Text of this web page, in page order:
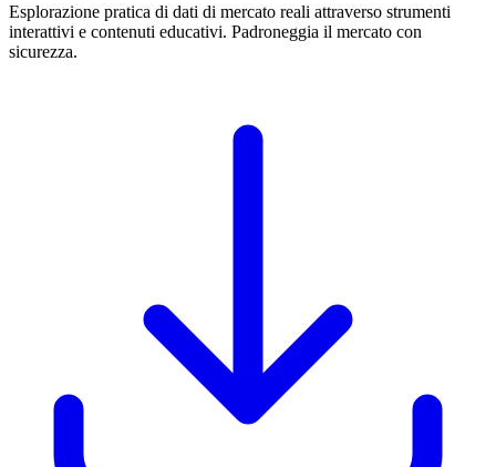
Esplorazione pratica di dati di mercato reali attraverso strumenti
interattivi e contenuti educativi. Padroneggia il mercato con
sicurezza.